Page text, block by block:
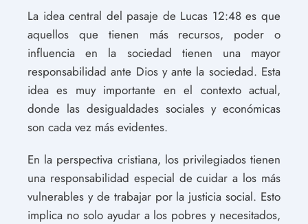
La idea central del pasaje de Lucas 12:48 es que
aquellos que tienen más recursos, poder o
influencia en la sociedad tienen una mayor
responsabilidad ante Dios y ante la sociedad. Esta
idea es muy importante en el contexto actual,
donde las desigualdades sociales y económicas
son cada vez más evidentes.
En la perspectiva cristiana, los privilegiados tienen
una responsabilidad especial de cuidar a los más
vulnerables y de trabajar por la justicia social. Esto
implica no solo ayudar a los pobres y necesitados,